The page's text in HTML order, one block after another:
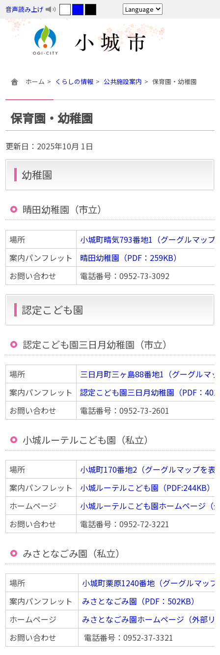
音声読み上げ
ホーム くらしの情報 公共施設案内 保育園・幼稚園
保育園・幼稚園
更新日： 2025年10月 1日
幼稚園
晴田幼稚園（市立）
場所
小城町晴気793番地1（グーグルマップ
案内パンフレット
晴田幼稚園（PDF：259KB）
お問い合わせ
電話番号：0952-73-3092
認定こども園
認定こども園三日月幼稚園（市立）
場所
三日月町三ヶ島88番地1（グーグルマ
案内パンフレット
認定こども園三日月幼稚園（PDF：
お問い合わせ
電話番号：0952-73-2601
小城ルーテルこども園（私立）
場所
小城町170番地2（グーグルマップを表
案内パンフレット
小城ルーテルこども園（PDF:244KB）
ホームページ
小城ルーテルこども園ホームページ（
お問い合わせ
電話番号：0952-72-3221
みさとなごみ園（私立）
場所
小城町栗原1240番地（グーグルマッ
案内パンフレット
みさとなごみ園（PDF：502KB）
ホームページ
みさとなごみ園ホームページ（外部リ
お問い合わせ
電話番号：0952-37-3321